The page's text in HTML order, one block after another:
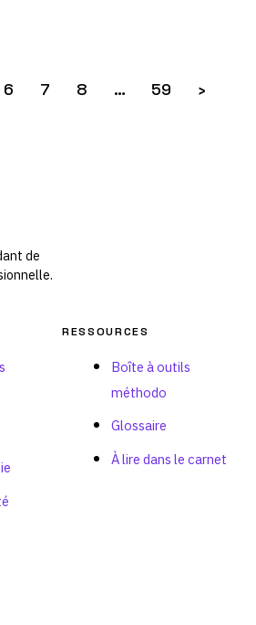
6 7 8 … 59 ›
de
RESSOURCES
Boîte à outils
méthodo
Glossaire
À lire dans le carnet